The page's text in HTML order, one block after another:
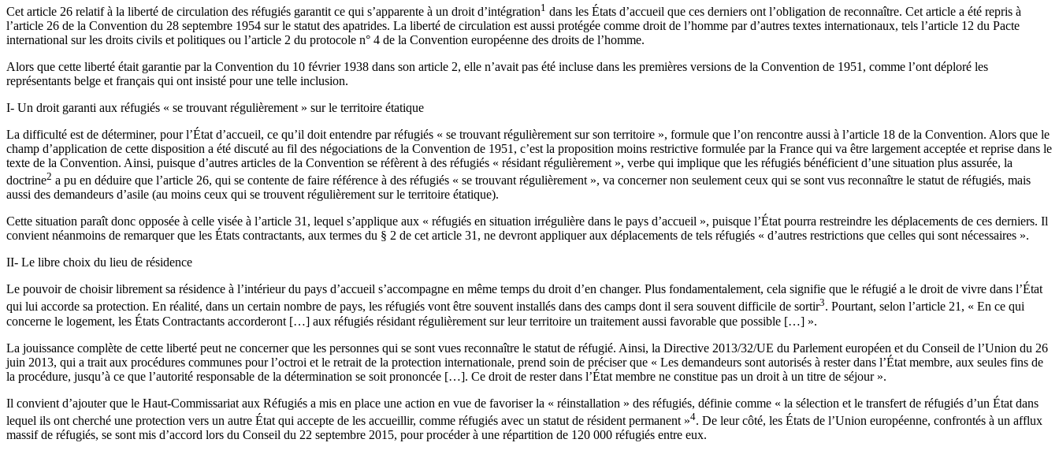
Cet article 26 relatif à la liberté de circulation des réfugiés garantit ce qui s’apparente à un droit d’intégration1 dans les États d’accueil que ces derniers ont l’obligation de reconnaître. Cet article a été repris à
l’article 26 de la Convention du 28 septembre 1954 sur le statut des apatrides. La liberté de circulation est aussi protégée comme droit de l’homme par d’autres textes internationaux, tels l’article 12 du Pacte
international sur les droits civils et politiques ou l’article 2 du protocole n° 4 de la Convention européenne des droits de l’homme.
Alors que cette liberté était garantie par la Convention du 10 février 1938 dans son article 2, elle n’avait pas été incluse dans les premières versions de la Convention de 1951, comme l’ont déploré les
représentants belge et français qui ont insisté pour une telle inclusion.
I- Un droit garanti aux réfugiés « se trouvant régulièrement » sur le territoire étatique
La difficulté est de déterminer, pour l’État d’accueil, ce qu’il doit entendre par réfugiés « se trouvant régulièrement sur son territoire », formule que l’on rencontre aussi à l’article 18 de la Convention. Alors que le
champ d’application de cette disposition a été discuté au fil des négociations de la Convention de 1951, c’est la proposition moins restrictive formulée par la France qui va être largement acceptée et reprise dans le
texte de la Convention. Ainsi, puisque d’autres articles de la Convention se réfèrent à des réfugiés « résidant régulièrement », verbe qui implique que les réfugiés bénéficient d’une situation plus assurée, la
doctrine2 a pu en déduire que l’article 26, qui se contente de faire référence à des réfugiés « se trouvant régulièrement », va concerner non seulement ceux qui se sont vus reconnaître le statut de réfugiés, mais
aussi des demandeurs d’asile (au moins ceux qui se trouvent régulièrement sur le territoire étatique).
Cette situation paraît donc opposée à celle visée à l’article 31, lequel s’applique aux « réfugiés en situation irrégulière dans le pays d’accueil », puisque l’État pourra restreindre les déplacements de ces derniers. Il
convient néanmoins de remarquer que les États contractants, aux termes du § 2 de cet article 31, ne devront appliquer aux déplacements de tels réfugiés « d’autres restrictions que celles qui sont nécessaires ».
II- Le libre choix du lieu de résidence
Le pouvoir de choisir librement sa résidence à l’intérieur du pays d’accueil s’accompagne en même temps du droit d’en changer. Plus fondamentalement, cela signifie que le réfugié a le droit de vivre dans l’État
qui lui accorde sa protection. En réalité, dans un certain nombre de pays, les réfugiés vont être souvent installés dans des camps dont il sera souvent difficile de sortir3. Pourtant, selon l’article 21, « En ce qui
concerne le logement, les États Contractants accorderont […] aux réfugiés résidant régulièrement sur leur territoire un traitement aussi favorable que possible […] ».
La jouissance complète de cette liberté peut ne concerner que les personnes qui se sont vues reconnaître le statut de réfugié. Ainsi, la Directive 2013/32/UE du Parlement européen et du Conseil de l’Union du 26
juin 2013, qui a trait aux procédures communes pour l’octroi et le retrait de la protection internationale, prend soin de préciser que « Les demandeurs sont autorisés à rester dans l’État membre, aux seules fins de
la procédure, jusqu’à ce que l’autorité responsable de la détermination se soit prononcée […]. Ce droit de rester dans l’État membre ne constitue pas un droit à un titre de séjour ».
Il convient d’ajouter que le Haut-Commissariat aux Réfugiés a mis en place une action en vue de favoriser la « réinstallation » des réfugiés, définie comme « la sélection et le transfert de réfugiés d’un État dans
lequel ils ont cherché une protection vers un autre État qui accepte de les accueillir, comme réfugiés avec un statut de résident permanent »4. De leur côté, les États de l’Union européenne, confrontés à un afflux
massif de réfugiés, se sont mis d’accord lors du Conseil du 22 septembre 2015, pour procéder à une répartition de 120 000 réfugiés entre eux.